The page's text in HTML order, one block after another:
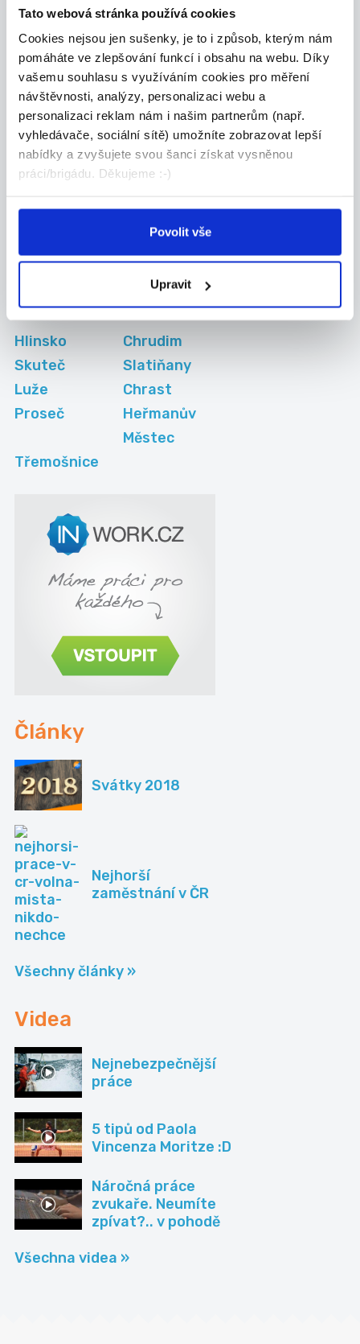
Tato webová stránka používá cookies
Cookies nejsou jen sušenky, je to i způsob, kterým nám
pomáháte ve zlepšování funkcí i obsahu na webu. Díky
vašemu souhlasu s využíváním cookies pro měření
návštěvnosti, analýzy, personalizaci webu a
personalizaci reklam nám i našim partnerům (např.
vyhledávače, sociální sítě) umožníte zobrazovat lepší
nabídky a zvyšujete svou šanci získat vysněnou
práci/brigádu. Děkujeme :-)
Povolit vše
Upravit
absolventy Chrudim
Chrudim
Kategoriebrigád
Administrativa
Manuální
Ostatní
Města
Hlinsko
Chrudim
Skuteč
Slatiňany
Luže
Chrast
Proseč
Heřmanův
Městec
Třemošnice
Články
Svátky 2018
Nejhorší
zaměstnání v ČR
Všechny články »
Videa
Nejnebezpečnější
práce
5 tipů od Paola
Vincenza Moritze :D
Náročná práce
zvukaře. Neumíte
zpívat?.. v pohodě
Všechna videa »